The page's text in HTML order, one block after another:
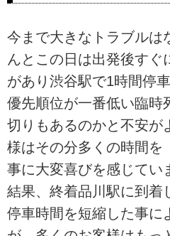
今まで大きなトラブルは
んとこの日は出発後すぐ
があり渋谷駅で1時間停
優先順位が一番低い臨時
切りもあるのかと不安が
様はその分多くの時間を
事に大変喜びを感じてい
結果、終着品川駅に到着
停車時間を短縮した事に